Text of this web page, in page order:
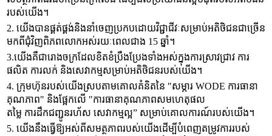
របស់យើង។
2. យើងបានផ្គត់ផ្គង់និងនាំចេញប្រកបដោយវិជ្ជាជីវៈសម្រាប់អតិថិជនជាច្រើន
មកពីជុំវិញពិភពលោកអស់រយៈពេលជាង 15 ឆ្នាំ។
3.យើងគឺជារោងចក្រដែលខិតខំប្រឹងប្រែងទាំងអស់ក្នុងការស្រាវជ្រាវ ការ
ផលិត ការលក់ និងសេវាកម្មសម្រាប់អតិថិជនរបស់យើង។
4. ក្រុមហ៊ុនរបស់យើងស្របតាមគោលគំនិតនៃ "សម្ភារ WODE ការធានា
គុណភាព" និងផ្អែកលើ "ការធានាគុណភាពសមហេតុផល
តម្លៃ ការដឹកជញ្ជូនរហ័ស សេវាកម្មល្អ” សម្រាប់គោលការណ៍របស់យើង។
5. យើងនឹងធ្វើឱ្យអស់ពីសមត្ថភាពរបស់យើងដើម្បីបំពេញតម្រូវការរបស់